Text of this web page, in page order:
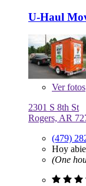
U-Haul
Verfotos
2301 S 8th St
Rogers, AR
(479)
Hoy
(One